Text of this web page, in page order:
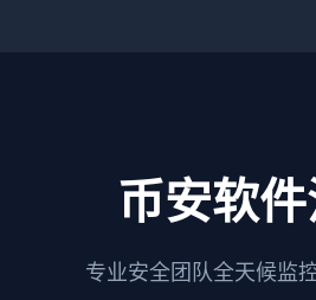
币安软
专业安全团队全天候监